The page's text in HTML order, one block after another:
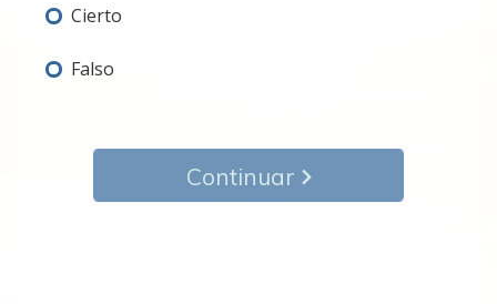
Cierto
Falso
Continuar